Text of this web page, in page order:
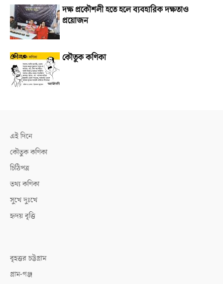
দক্ষ প্রকৌশলী হতে হলে ব্যবহারিক দক্ষতাও
প্রয়োজন
কৌতুক কণিকা
এই দিনে
কৌতুক কণিকা
চিঠিপত্র
তথ্য কণিকা
সুখে দুঃখে
হৃদয় বৃত্তি
বৃহত্তর চট্টগ্রাম
গ্রাম-গঞ্জ